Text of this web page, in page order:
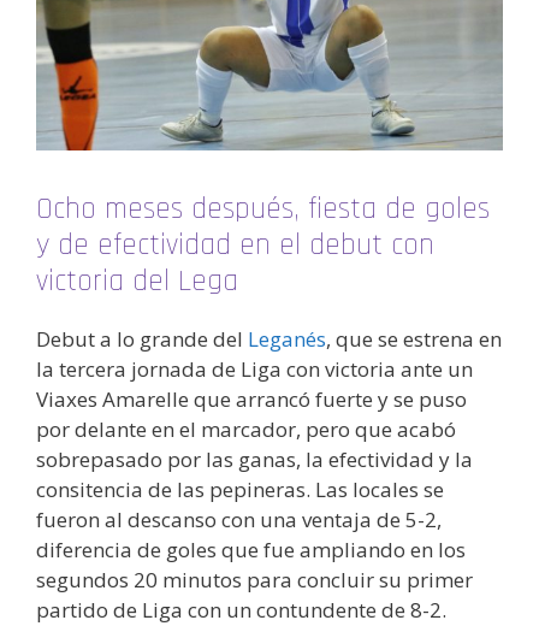
Ocho meses después, fiesta de goles
y de efectividad en el debut con
victoria del Lega
Debut a lo grande del Leganés, que se estrena en
la tercera jornada de Liga con victoria ante un
Viaxes Amarelle que arrancó fuerte y se puso
por delante en el marcador, pero que acabó
sobrepasado por las ganas, la efectividad y la
consitencia de las pepineras. Las locales se
fueron al descanso con una ventaja de 5-2,
diferencia de goles que fue ampliando en los
segundos 20 minutos para concluir su primer
partido de Liga con un contundente de 8-2.